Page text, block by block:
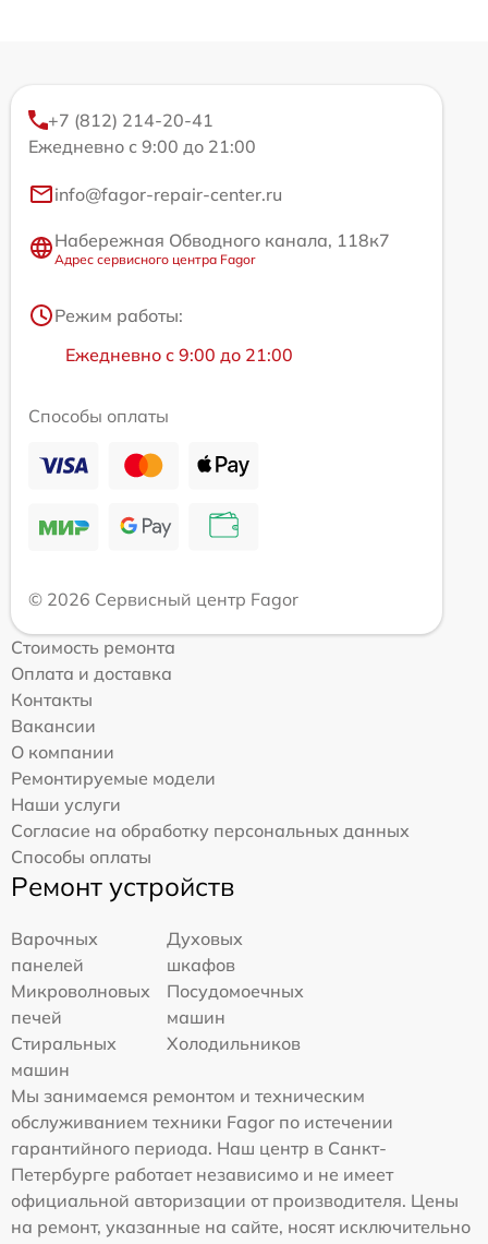
+7 (812) 214-20-41
Ежедневно с 9:00 до 21:00
info@fagor-repair-center.ru
Набережная Обводного канала, 118к7
Адрес сервисного центра Fagor
Режим работы:
Ежедневно с 9:00 до 21:00
Способы оплаты
© 2026 Сервисный центр Fagor
Стоимость ремонта
Оплата и доставка
Контакты
Вакансии
О компании
Ремонтируемые модели
Наши услуги
Согласие на обработку персональных данных
Способы оплаты
Ремонт устройств
Варочных
панелей
Духовых
шкафов
Микроволновых
печей
Посудомоечных
машин
Стиральных
машин
Холодильников
Мы занимаемся ремонтом и техническим
обслуживанием техники Fagor по истечении
гарантийного периода. Наш центр в Санкт-
Петербурге работает независимо и не имеет
официальной авторизации от производителя. Цены
на ремонт, указанные на сайте, носят исключительно